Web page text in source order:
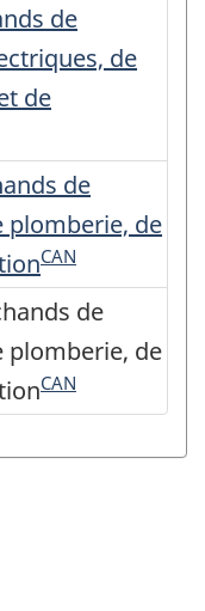
de
de
de
de
de
CAN
de
de
CAN